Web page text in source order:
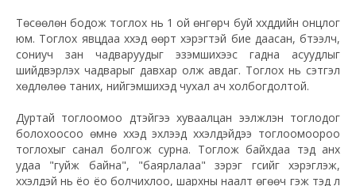
Төсөөлөн бодож тоглох нь 1 ой өнгөрч буй хүүхдүүдийн онцлог
юм. Тоглох явцдаа хүүхэд өөрт хэрэгтэй бие даасан, бүтээлч,
сониуч зан чадваруудыг эзэмшихээс гадна асуудлыг
шийдвэрлэх чадварыг давхар олж авдаг. Тоглох нь сэтгэл
хөдлөлөө таних, нийгэмшихэд чухал ач холбогдолтой.
Дуртай тоглоомоо дүүтэйгээ хуваалцан ээлжлэн тоглодог
болохоосоо өмнө хүүхэд эхлээд хүүхэлдэйдээ тоглоомоороо
тоглохыг санал болгож сурна. Тоглож байхдаа тэд анх
удаа "гуйж байна", "баярлалаа" зэрэг үгсийг хэрэглэж,
хүүхэлдэй нь ёо ёо болчихлоо, шархны наалт өгөөч гэж тэд л